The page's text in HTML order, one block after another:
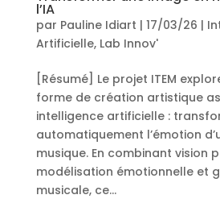
l’IA
par Pauline Idiart | 17/03/26 |
Artificielle, Lab Innov'
[Résumé] Le projet ITEM
forme de création artistique
intelligence artificielle :
automatiquement l’émotion
musique. En combinant vision
modélisation émotionnelle et
musicale, ce...